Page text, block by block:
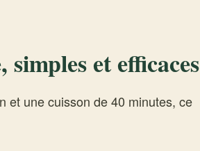
simples et efficaces
et une cuisson de 40 minutes, ce